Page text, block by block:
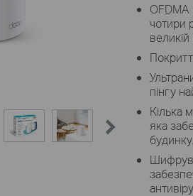
OFDMA
чотири
великій
пінгу
Кілька
яка
будинку.